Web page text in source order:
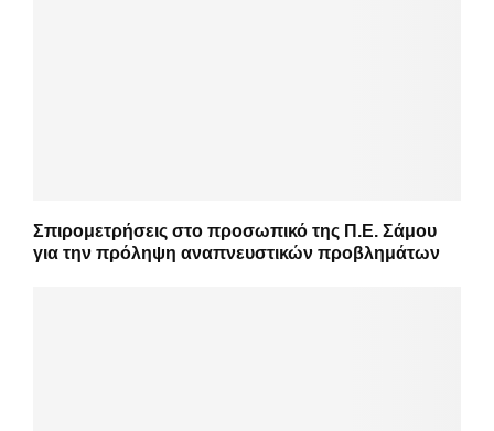
Σπιρομετρήσεις στο προσωπικό της Π.Ε. Σάμου
για την πρόληψη αναπνευστικών προβλημάτων